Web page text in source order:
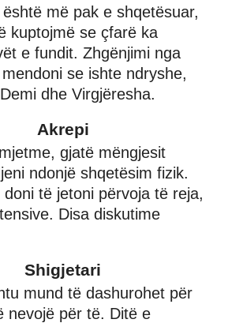
më pak e shqetësuar,
kuptojmë se çfarë ka
e fundit. Zhgënjimi nga
se ishte ndryshe,
dhe Virgjëresha.
Akrepi
gjatë mëngjesit
ndonjë shqetësim fizik.
doni të jetoni përvoja të reja,
Disa diskutime
Shigjetari
mund të dashurohet për
nevojë për të. Ditë e